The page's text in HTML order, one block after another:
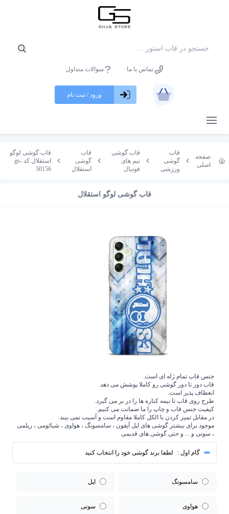
تماس با ما سوالات متداول
باز کردن منو
ورود / ثبت نام
صفحه
اصلی
قاب
گوشی
ورزشی
قاب گوشی
تیم های
فوتبال
قاب
گوشی
استقلال
قاب گوشی لوگو
استقلال کد gs-
50156
قاب گوشی لوگو استقلال
جنس قاب تمام ژله ای است.
قاب دور تا دور گوشی رو کاملا پوشش می دهد.
انعطاف پذیر است.
طرح روی قاب تا نیمه کناره ها را در بر می گیرد.
کیفیت جنس قاب و چاپ را ما ضمانت می کنیم.
در مقابل تمیز کردن با الکل کاملا مقاوم است و آسیب نمی بیند.
موجود برای بیشتر گوشی های اپل آیفون ، سامسونگ ، هواوی ، شیائومی ، ریلمی
، سونی و ... و حتی گوشی های قدیمی
گام اول : لطفا برند گوشی خود را انتخاب کنید
سامسونگ اپل
هواوی سونی